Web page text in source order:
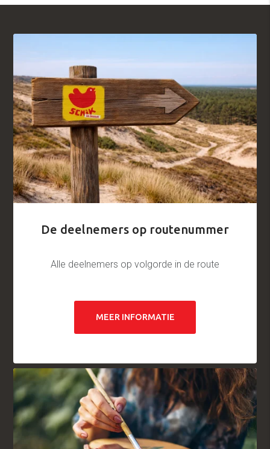
De deelnemers op routenummer
Alle deelnemers op volgorde in de route
MEER INFORMATIE